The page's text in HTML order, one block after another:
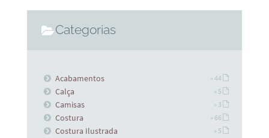
Categorias
Acabamentos » 44
Calça » 5
Camisas » 3
Costura » 66
Costura Ilustrada » 5